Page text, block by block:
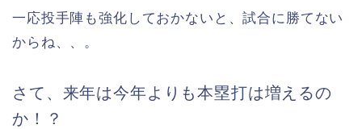
一応投手陣も強化しておかないと、試合に勝てない
からね、、。
さて、来年は今年よりも本塁打は増えるの
か！？